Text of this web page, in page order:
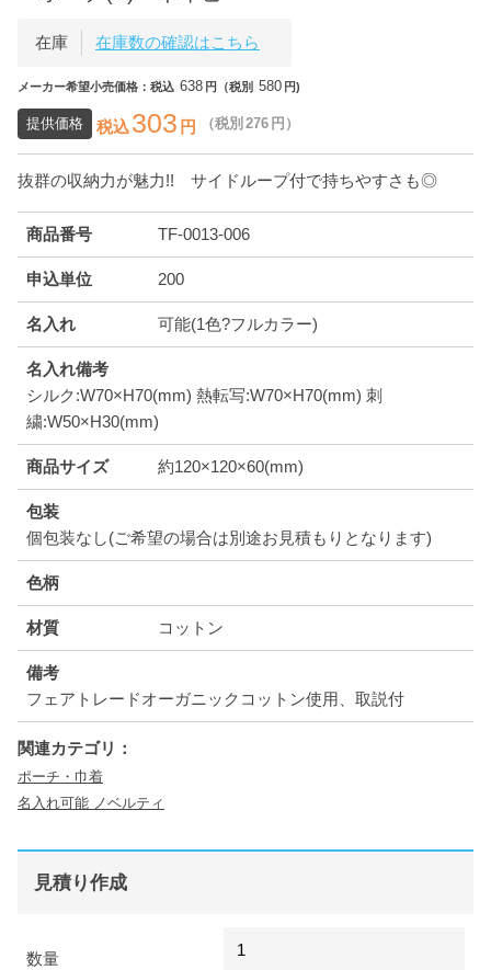
在庫 在庫数の確認はこちら
メーカー希望小売価格：税込 638 円（税別 580 円)
提供価格 税込303 円 （税別 276 円）
抜群の収納力が魅力!! サイドループ付で持ちやすさも◎
商品番号 TF-0013-006
申込単位 200
名入れ 可能(1色?フルカラー)
名入れ備考
シルク:W70×H70(mm) 熱転写:W70×H70(mm) 刺
繍:W50×H30(mm)
商品サイズ 約120×120×60(mm)
包装
個包装なし(ご希望の場合は別途お見積もりとなります)
色柄
材質 コットン
備考
フェアトレードオーガニックコットン使用、取説付
関連カテゴリ：
ポーチ・巾着
名入れ可能 ノベルティ
見積り作成
数量